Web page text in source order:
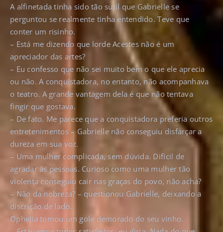
A alfinetada tinha sido tão sutil que Gabrielle se
perguntou se realmente tinha entendido. Teve que
conter um risinho.
– Está me dizendo que lorde Acestes não é um
apreciador das artes?
– Eu confesso que não sei muito bem o que ele aprecia
ou não. A conquistadora, no entanto, não acompanhava
o teatro. A grande vantagem dela é que não tentava
fingir que gostava.
– De fato. Me parece que a conquistadora preferia outros
entretenimentos – Gabrielle não conseguiu disfarçar a
dureza em sua voz.
– Uma mulher complicada, sem dúvida. Difícil de
agradar às pessoas. Curioso como uma mulher tão
violenta conseguiu cair nas graças do povo, não acha?
– Não da nobreza? – questionou Gabrielle, deixando a
discrição de lado.
Ophelia tomou um gole demorado do seu vinho.